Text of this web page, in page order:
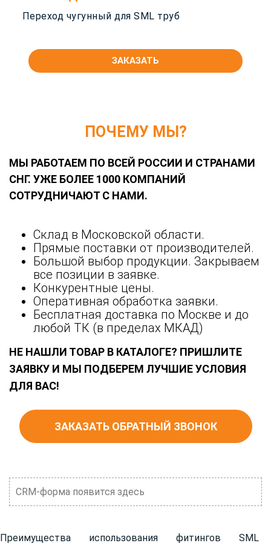
Переход чугунный для SML труб
ЗАКАЗАТЬ
CRM-форма появится здесь
ПОЧЕМУ МЫ?
МЫ РАБОТАЕМ ПО ВСЕЙ РОССИИ И СТРАНАМИ
СНГ. УЖЕ БОЛЕЕ 1000 КОМПАНИЙ
СОТРУДНИЧАЮТ С НАМИ.
Склад в Московской области.
Прямые поставки от производителей.
Большой выбор продукции. Закрываем
все позиции в заявке.
Конкурентные цены.
Оперативная обработка заявки.
Бесплатная доставка по Москве и до
любой ТК (в пределах МКАД)
НЕ НАШЛИ ТОВАР В КАТАЛОГЕ? ПРИШЛИТЕ
ЗАЯВКУ И МЫ ПОДБЕРЕМ ЛУЧШИЕ УСЛОВИЯ
ДЛЯ ВАС!
ЗАКАЗАТЬ ОБРАТНЫЙ ЗВОНОК
Преимущества использования фитингов SML